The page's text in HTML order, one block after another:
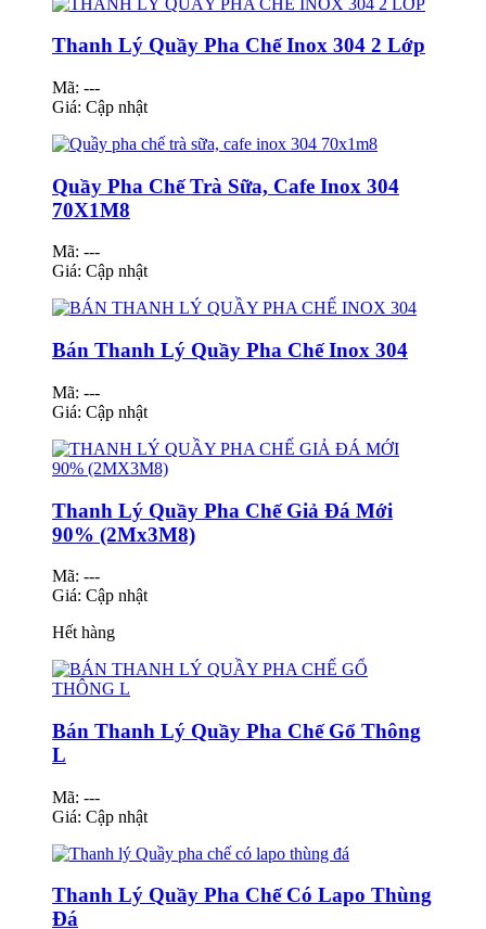
Thanh Lý Quầy Pha Chế Inox 304 2 Lớp
Mã: ---
Giá: Cập nhật
Quầy Pha Chế Trà Sữa, Cafe Inox 304
70X1M8
Mã: ---
Giá: Cập nhật
Bán Thanh Lý Quầy Pha Chế Inox 304
Mã: ---
Giá: Cập nhật
Thanh Lý Quầy Pha Chế Giả Đá Mới
90% (2Mx3M8)
Mã: ---
Giá: Cập nhật
Hết hàng
Bán Thanh Lý Quầy Pha Chế Gổ Thông
L
Mã: ---
Giá: Cập nhật
Thanh Lý Quầy Pha Chế Có Lapo Thùng
Đá